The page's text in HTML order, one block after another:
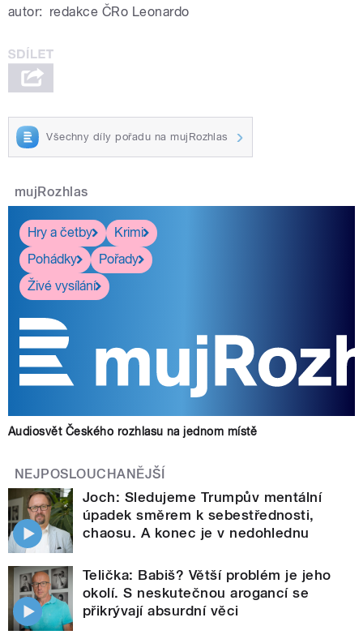
autor: redakce ČRo Leonardo
Všechny díly pořadu na mujRozhlas
mujRozhlas
Hry a četby
Krimi
Pohádky
Pořady
Živé vysílání
Audiosvět Českého rozhlasu na jednom místě
NEJPOSLOUCHANĚJŠÍ
Joch: Sledujeme Trumpův mentální
úpadek směrem k sebestřednosti,
chaosu. A konec je v nedohlednu
Telička: Babiš? Větší problém je jeho
okolí. S neskutečnou arogancí se
přikrývají absurdní věci